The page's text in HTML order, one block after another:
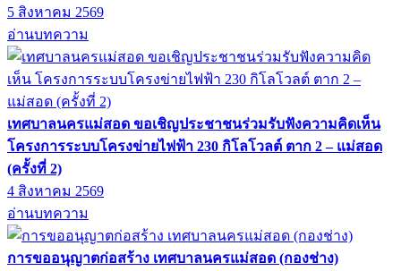
5 สิงหาคม 2569
อ่านบทความ
เทศบาลนครแม่สอด ขอเชิญประชาชนร่วมรับฟังความคิดเห็น
โครงการระบบโครงข่ายไฟฟ้า 230 กิโลโวลต์ ตาก 2 – แม่สอด
(ครั้งที่ 2)
4 สิงหาคม 2569
อ่านบทความ
การขออนุญาตก่อสร้าง เทศบาลนครแม่สอด (กองช่าง)